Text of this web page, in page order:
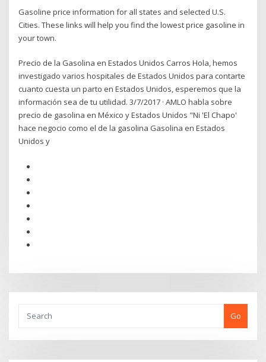
Gasoline price information for all states and selected U.S.
Cities. These links will help you find the lowest price gasoline in
your town.
Precio de la Gasolina en Estados Unidos Carros Hola, hemos
investigado varios hospitales de Estados Unidos para contarte
cuanto cuesta un parto en Estados Unidos, esperemos que la
información sea de tu utilidad. 3/7/2017 · AMLO habla sobre
precio de gasolina en México y Estados Unidos "Ni 'El Chapo'
hace negocio como el de la gasolina Gasolina en Estados
Unidos y
Go